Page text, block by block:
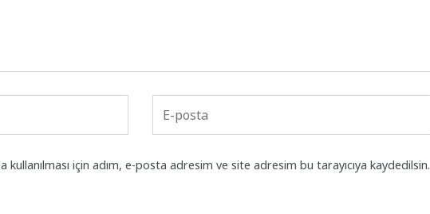
kullanılması için adım, e-posta adresim ve site adresim bu tarayıcıya kaydedilsin.